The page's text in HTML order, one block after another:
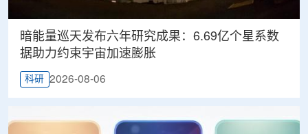
暗能量巡天发布六年研究成果：6.69亿个星系数
据助力约束宇宙加速膨胀
科研 2026-08-06